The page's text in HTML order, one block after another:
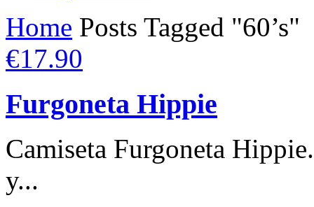
Home Posts Tagged "60’s"
€17.90
Furgoneta Hippie
Camiseta Furgoneta
y...